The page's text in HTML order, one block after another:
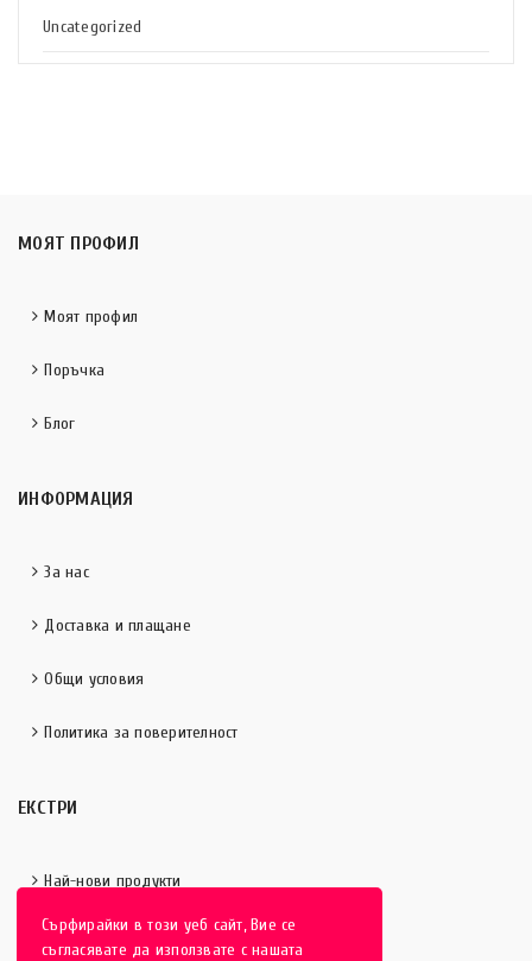
Сърфирайки в този уеб сайт, Вие се
съгласявате да използвате с нашата
Uncategorized
МОЯТ ПРОФИЛ
Моят профил
Поръчка
Блог
ИНФОРМАЦИЯ
За нас
Доставка и плащане
Общи условия
Политика за поверителност
ЕКСТРИ
Най-нови продукти
Отличени продукти